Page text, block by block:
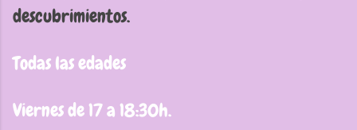
descubrimientos.
Todas las edades
Viernes de 17 a 18:30h.